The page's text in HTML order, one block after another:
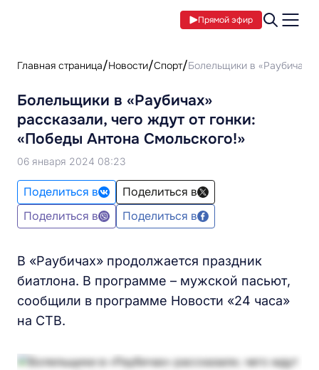
Прямой эфир
Главная страница Новости Спорт Болельщики в «Раубичах»
Болельщики в «Раубичах»
рассказали, чего ждут от гонки:
«Победы Антона Смольского!»
06 января 2024 08:23
Поделиться в
Поделиться в
Поделиться в
Поделиться в
В «Раубичах» продолжается праздник
биатлона. В программе – мужской пасьют,
сообщили в программе Новости «24 часа»
на СТВ.